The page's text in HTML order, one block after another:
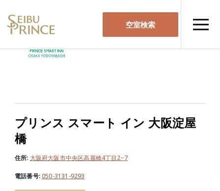
空室検索
プリンス スマート イン 大阪淀屋
橋
住所: 大阪府大阪市中央区高麗橋4丁目2−7
電話番号:050-3131-9293